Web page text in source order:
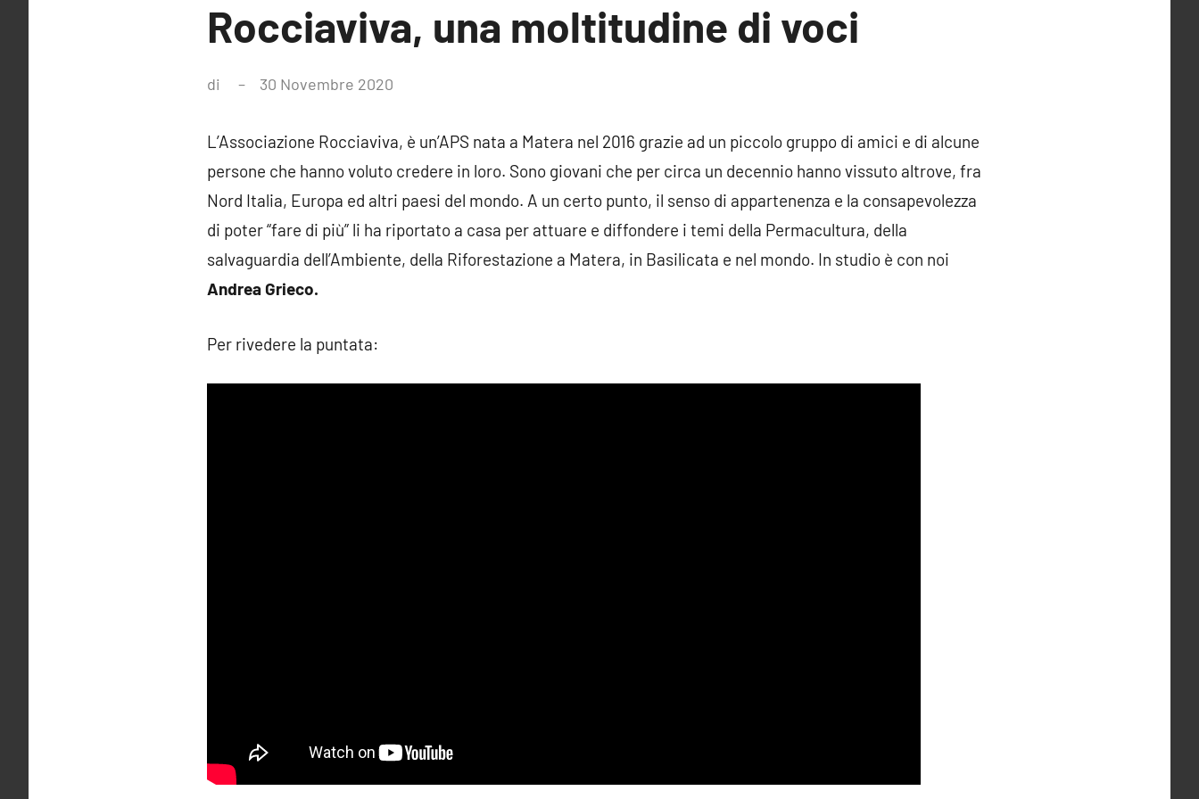
Rocciaviva, una moltitudine di voci
di 30 Novembre 2020
L’Associazione Rocciaviva, è un’APS nata a Matera nel 2016 grazie ad un piccolo gruppo di amici e di alcune
persone che hanno voluto credere in loro. Sono giovani che per circa un decennio hanno vissuto altrove, fra
Nord Italia, Europa ed altri paesi del mondo. A un certo punto, il senso di appartenenza e la consapevolezza
di poter “fare di più” li ha riportato a casa per attuare e diffondere i temi della Permacultura, della
salvaguardia dell’Ambiente, della Riforestazione a Matera, in Basilicata e nel mondo. In studio è con noi
Andrea Grieco.
Per rivedere la puntata: